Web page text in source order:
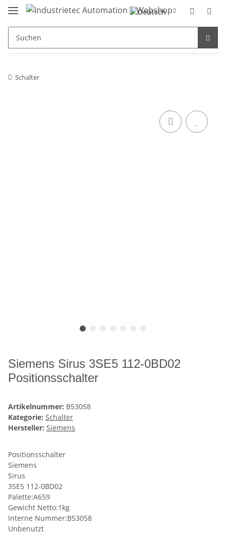
Schalter
Siemens Sirus 3SE5 112-0BD02
Positionsschalter
Artikelnummer: B53058
Kategorie: Schalter
Hersteller: Siemens
Positionsschalter
Siemens
Sirus
3SE5 112-0BD02
Palette:A659
Gewicht Netto:1kg
Interne Nummer:B53058
Unbenutzt